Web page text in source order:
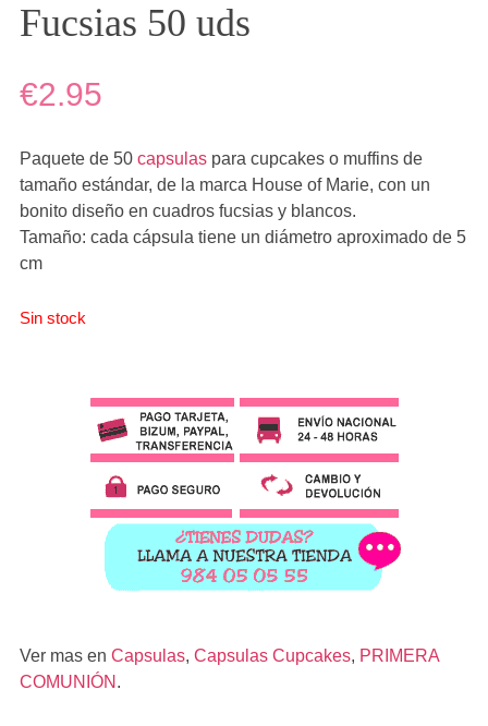
Fucsias 50 uds
€2.95
Paquete de 50 capsulaspara cupcakes o muffins de
tamaño estándar, de la marca House of Marie, con un
bonito diseño en cuadros fucsias y blancos.
Tamaño: cada cápsula tiene un diámetro aproximado de 5
cm
Sin stock
Ver mas en Capsulas, Capsulas Cupcakes, PRIMERA
COMUNIÓN .